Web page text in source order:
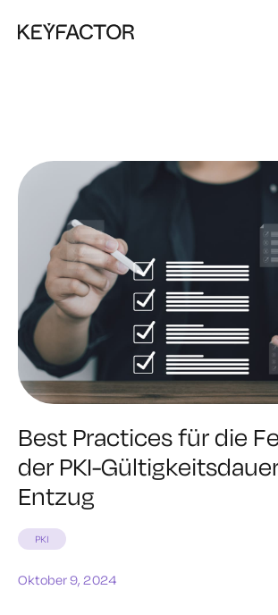
Best Practices für die
der PKI-
Entzug
PKI
Oktober 9, 2024